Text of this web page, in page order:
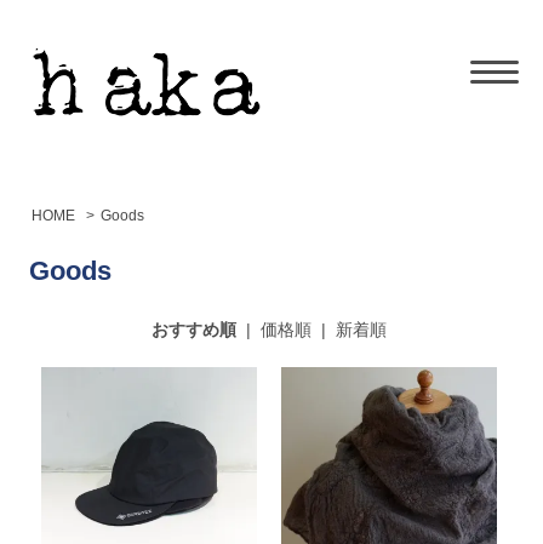
HOME > Goods
Goods
おすすめ順| 価格順| 新着順